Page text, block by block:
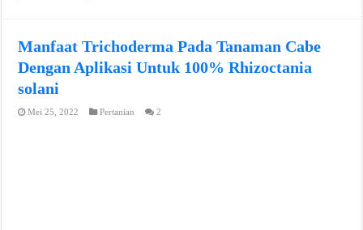
Manfaat Trichoderma Pada Tanaman Cabe
Dengan Aplikasi Untuk 100% Rhizoctania
solani
Mei 25, 2022 Pertanian 2